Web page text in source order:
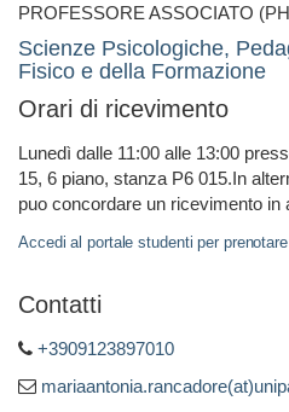
PROFESSORE ASSOCIATO
Scienze Psicologiche,
Fisico e della Formazione
Orari di ricevimento
Lunedì dalle 11:00 alle 13:00
15, 6 piano, stanza P6 015.In
puo concordare un ricevimento in
Accedi al portale studenti per
Contatti
+3909123897010